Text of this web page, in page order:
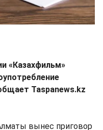
«Казахфильм»
Taspanews.kz
вынес приговор